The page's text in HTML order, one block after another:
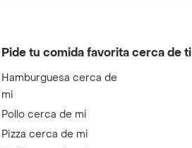
Pide tu comida favorita cerca de ti
Hamburguesa cerca de
mi
Pollo cerca de mi
Pizza cerca de mi